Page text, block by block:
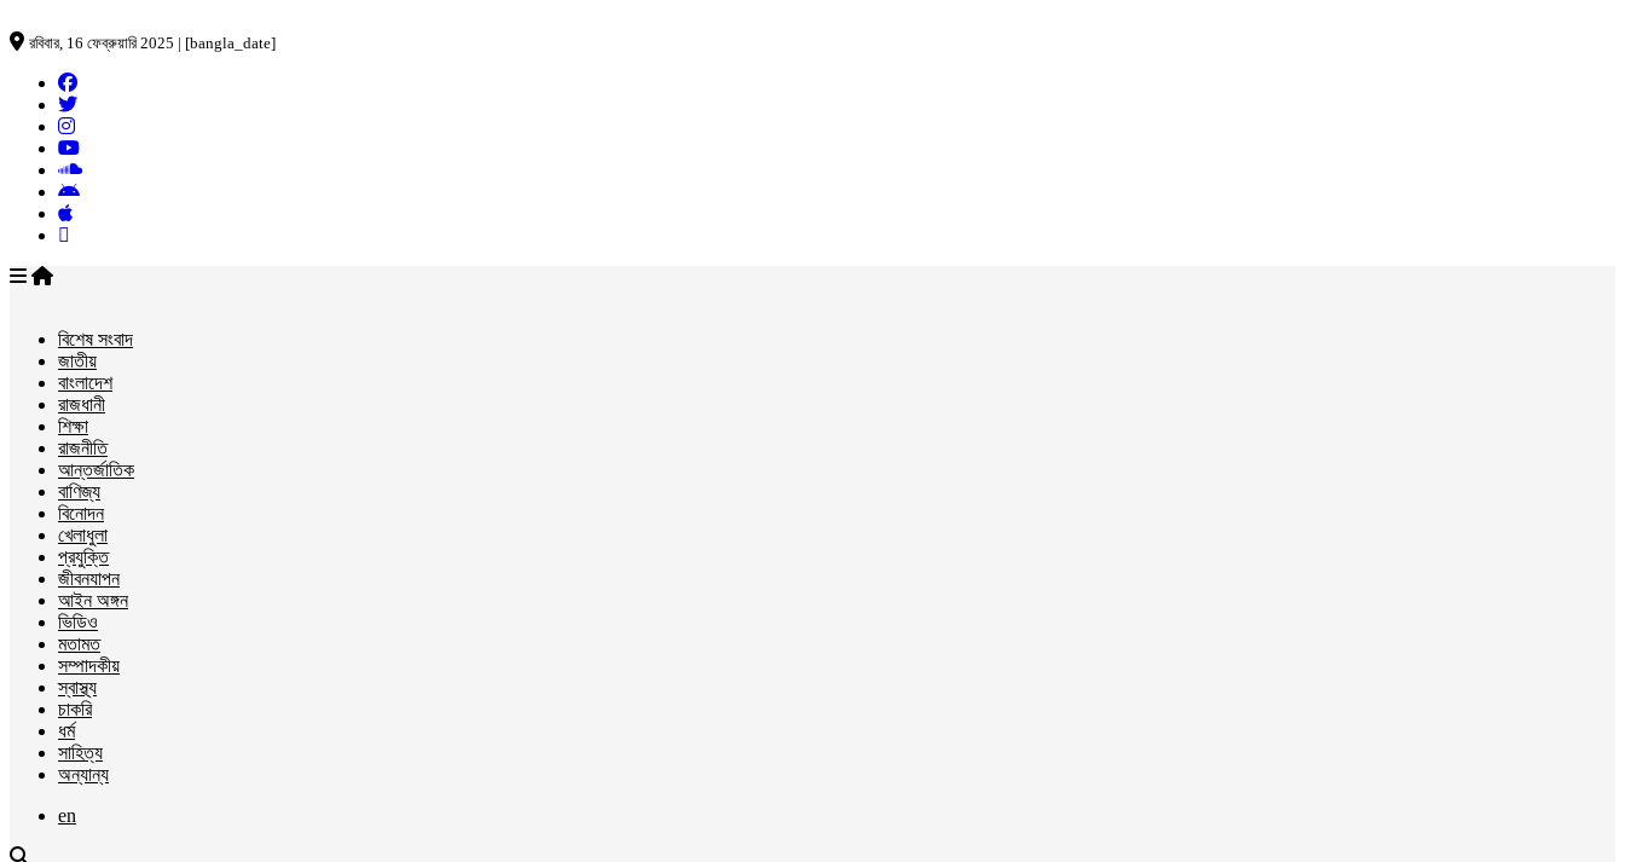
রবিবার, 16 ফেব্রুয়ারি 2025 | [bangla_date]
বিশেষ সংবাদ
জাতীয়
বাংলাদেশ
রাজধানী
শিক্ষা
রাজনীতি
আন্তর্জাতিক
বাণিজ্য
বিনোদন
খেলাধুলা
প্রযুক্তি
জীবনযাপন
আইন অঙ্গন
ভিডিও
মতামত
সম্পাদকীয়
স্বাস্থ্য
চাকরি
ধর্ম
সাহিত্য
অন্যান্য
en